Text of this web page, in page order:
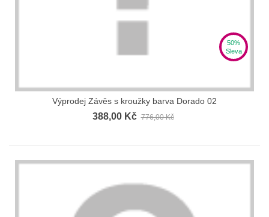
50%
Sleva
Výprodej Závěs s kroužky barva Dorado 02
388,00 Kč 776,00 Kč